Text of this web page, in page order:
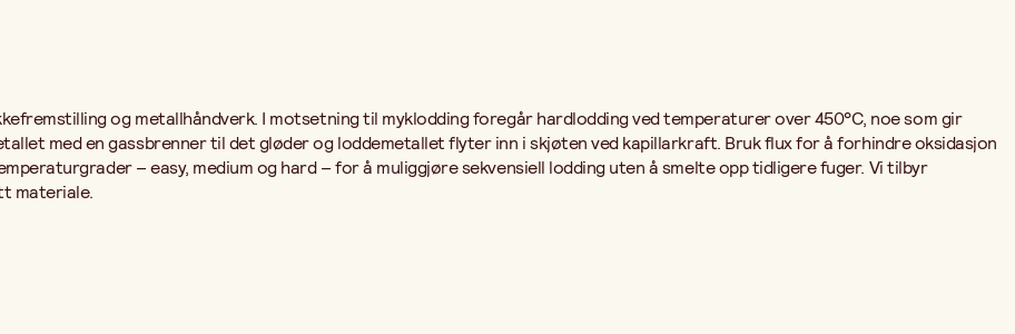
og metallhåndverk. I motsetning til myklodding foregår hardlodding ved temperaturer over 450°C, noe som gir
med en gassbrenner til det gløder og loddemetallet flyter inn i skjøten ved kapillarkraft. Bruk flux for å forhindre oksidasjon
– easy, medium og hard – for å muliggjøre sekvensiell lodding uten å smelte opp tidligere fuger. Vi tilbyr
materiale.